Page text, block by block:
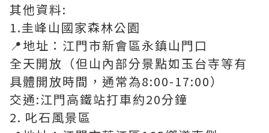
其他資料:
1.圭峰山國家森林公園
📍地址：江門市新會區永鎮山門口
全天開放（但山內部分景點如玉台寺等有
具體開放時間，通常為8:00-17:00）
交通:江門高鐵站打車約20分鐘
2. 叱石風景區